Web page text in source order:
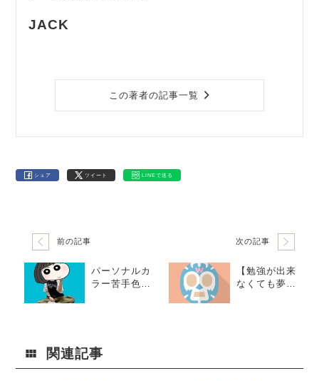
JACK
この著者の記事一覧
シェア ツイート LINEで送る
前の記事
パーソナルカ
ラー苦手色で
次の記事
【勉強が出来
なくても夢は
関連記事